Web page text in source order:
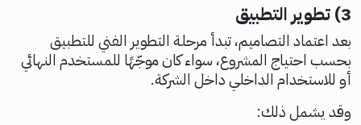
3) تطوير التطبيق
بعد اعتماد التصاميم، تبدأ مرحلة التطوير الفني للتطبيق
بحسب احتياج المشروع، سواء كان موجّهًا للمستخدم النهائي
أو للاستخدام الداخلي داخل الشركة.
وقد يشمل ذلك: